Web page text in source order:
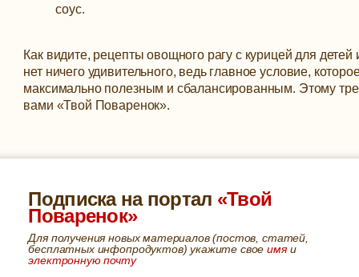
соус.
Как видите, рецепты овощного рагу с курицей для
нет ничего удивительного, ведь главное условие,
максимально полезным и сбалансированным. Этому
вами «Твой Поваренок».
Подписка на портал «Твой
Поваренок»
Для получения новых материалов (постов, статей,
бесплатных инфопродуктов) укажите своеимяи
электронную почту